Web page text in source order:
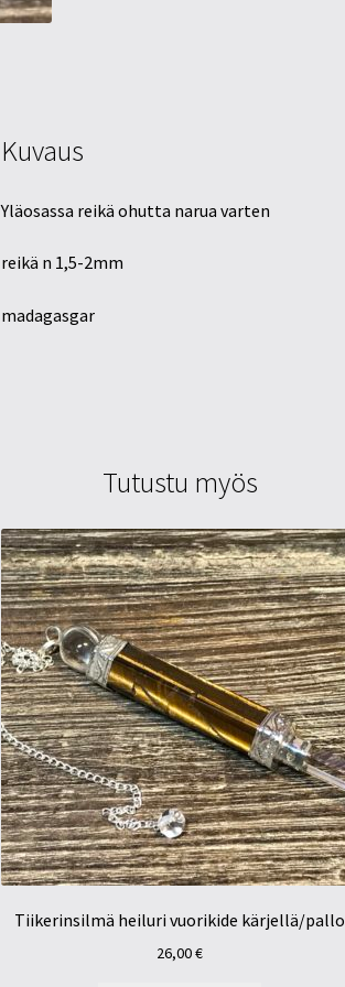
Kuvaus
Yläosassa reikä ohutta narua varten
reikä n 1,5-2mm
madagasgar
Tutustu myös
Tiikerinsilmä heiluri vuorikide kärjellä/pallo
26,00€